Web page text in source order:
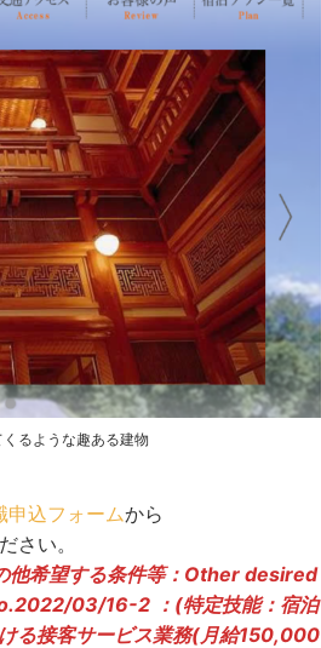
くるような趣ある建物
申込フォームから
さい。
他希望する条件等：Other desired
03/16-2 ：(特定技能：宿泊
る接客サービス業務(月給150,000